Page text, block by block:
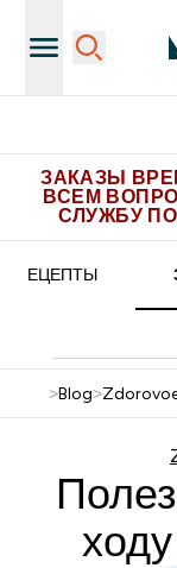
ЗАКАЗЫ
ВСЕМ
СЛУЖБУ
РЕЦЕПТЫ
>Blog>